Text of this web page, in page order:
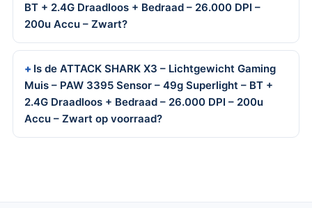
BT + 2.4G Draadloos + Bedraad – 26.000 DPI –
200u Accu – Zwart?
Is de ATTACK SHARK X3 – Lichtgewicht Gaming
Muis – PAW 3395 Sensor – 49g Superlight – BT +
2.4G Draadloos + Bedraad – 26.000 DPI – 200u
Accu – Zwart op voorraad?